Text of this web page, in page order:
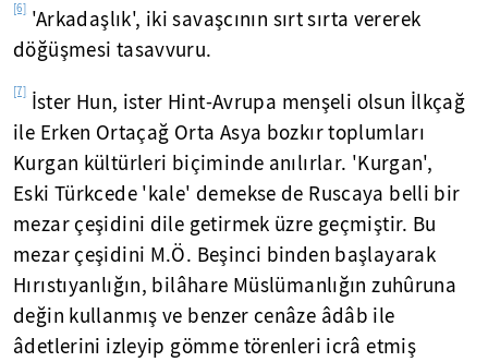
[6] 'Arkadaşlık', iki savaşcının sırt sırta vererek
döğüşmesi tasavvuru.
[7] İster Hun, ister Hint-Avrupa menşeli olsun İlkçağ
ile Erken Ortaçağ Orta Asya bozkır toplumları
Kurgan kültürleri biçiminde anılırlar. 'Kurgan',
Eski Türkcede 'kale' demekse de Ruscaya belli bir
mezar çeşidini dile getirmek üzre geçmiştir. Bu
mezar çeşidini M.Ö. Beşinci binden başlayarak
Hırıstıyanlığın, bilâhare Müslümanlığın zuhûruna
değin kullanmış ve benzer cenâze âdâb ile
âdetlerini izleyip gömme törenleri icrâ etmiş